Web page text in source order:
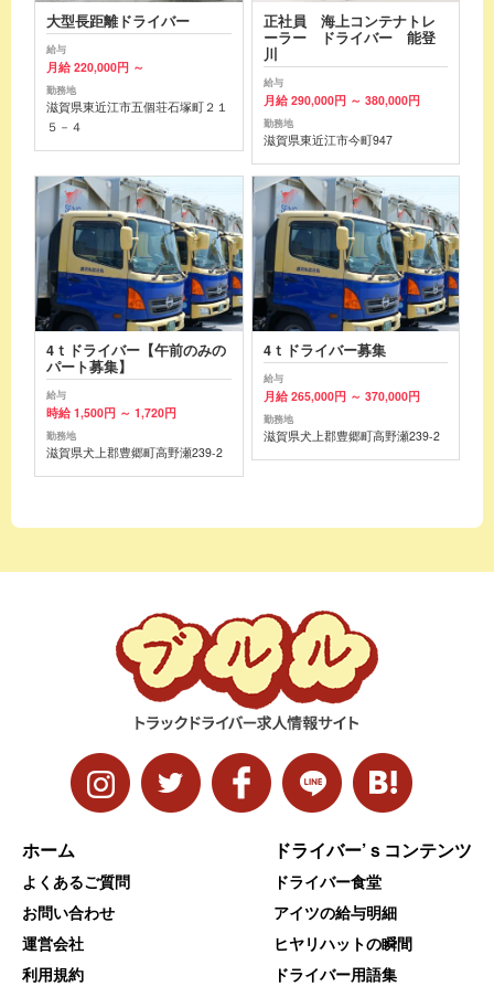
大型長距離ドライバー
給与
月給 220,000円 ～
勤務地
滋賀県東近江市五個荘石塚町２１
５－４
正社員 海上コンテナトレ
ーラー ドライバー 能登
川
給与
月給 290,000円 ～ 380,000円
勤務地
滋賀県東近江市今町947
4ｔドライバー【午前のみの
パート募集】
給与
時給 1,500円 ～ 1,720円
勤務地
滋賀県犬上郡豊郷町高野瀬239-2
4ｔドライバー募集
給与
月給 265,000円 ～ 370,000円
勤務地
滋賀県犬上郡豊郷町高野瀬239-2
ホーム
よくあるご質問
お問い合わせ
運営会社
利用規約
ドライバー’ｓコンテンツ
ドライバー食堂
アイツの給与明細
ヒヤリハットの瞬間
ドライバー用語集